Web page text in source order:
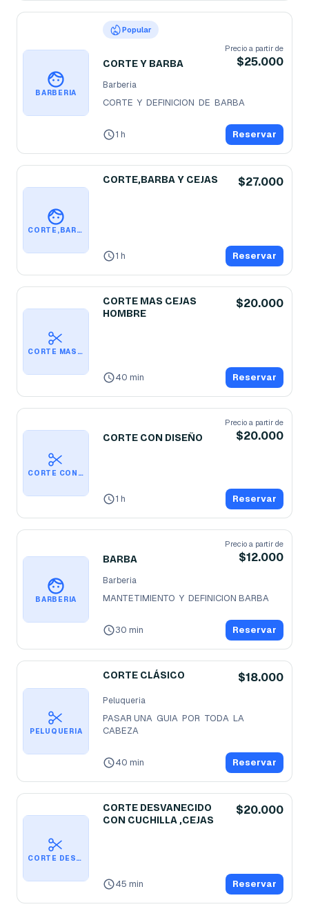
BARBERIA
Popular
CORTE Y BARBA
Precio a partir de
$25.000
Barberia
CORTE  Y  DEFINICION  DE  BARBA
1 h Reservar
CORTE,BARBA Y CEJAS
CORTE,BARBA Y CEJAS $27.000
1 h Reservar
CORTE MAS CEJAS HOMBRE
CORTE MAS CEJAS
HOMBRE
$20.000
40 min Reservar
CORTE CON DISEÑO
CORTE CON DISEÑO
Precio a partir de
$20.000
1 h Reservar
BARBERIA
BARBA
Precio a partir de
$12.000
Barberia
MANTETIMIENTO  Y  DEFINICION BARBA
30 min Reservar
PELUQUERIA
CORTE CLÁSICO $18.000
Peluqueria
PASAR UNA  GUIA  POR  TODA  LA
CABEZA
40 min Reservar
CORTE DESVANECIDO CON CUCHILLA ,CEJAS
CORTE DESVANECIDO
CON CUCHILLA ,CEJAS
$20.000
45 min Reservar